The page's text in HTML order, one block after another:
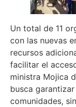
Un total de 11
con las nuevas
recursos
facilitar el
ministra Mojica
busca
comunidades,